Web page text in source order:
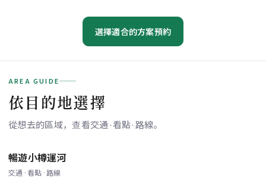
選擇適合的方案預約
AREA GUIDE
依目的地選擇
從想去的區域，查看交通·看點·路線。
暢遊小樽運河
交通·看點·路線